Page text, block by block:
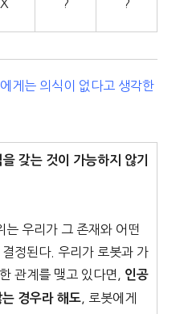
X ? ?
게는 의식이 없다고 생각한
을 갖는 것이 가능하지 않기
는 우리가 그 존재와 어떤
정된다. 우리가 로봇과 가
관계를 맺고 있다면,
인공
경우라 해도, 로봇에게